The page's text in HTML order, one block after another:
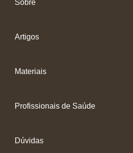
Sobre
Artigos
Materiais
Profissionais de Saúde
Dúvidas